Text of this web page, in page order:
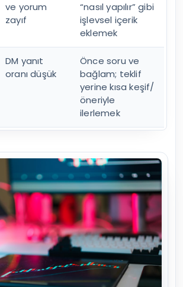
ve yorum
zayıf
“nasıl yapılır” gibi
işlevsel içerik
eklemek
DM yanıt
oranı düşük
Önce soru ve
bağlam; teklif
yerine kısa keşif/
öneriyle
ilerlemek